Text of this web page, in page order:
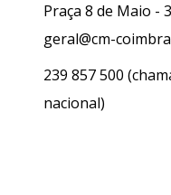
Praça 8 de Maio -
geral@cm-
239 857 500
nacional)